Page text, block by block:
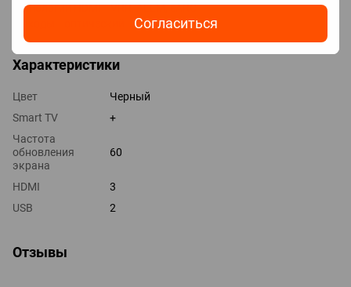
Согласиться
Технологии HDMI VRR, ALLM, eARC
Характеристики
Цвет
Черный
Smart TV
+
Частота
обновления
экрана
60
HDMI
3
USB
2
Отзывы